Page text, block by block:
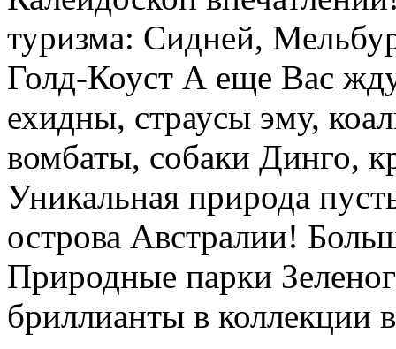
туризма: Сидней,
Голд-Коуст А еще Вас
ехидны, страусы эму,
вомбаты, собаки Динго,
Уникальная природа
острова Австралии!
Природные парки
бриллианты в коллекции